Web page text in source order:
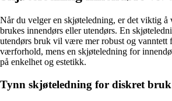
Når du velger en skjøteledning, er det viktig å
brukes innendørs eller utendørs. En
utendørs bruk vil være mer robust og vanntett
værforhold, mens en skjøteledning for
på enkelhet og estetikk.
Tynn skjøteledning for diskret bruk